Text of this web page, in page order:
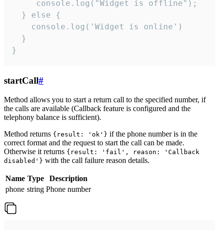
     console.log("Widget is offline");
  } else {
    console.log('Widget is online')
  }
}
startCall#
Method allows you to start a return call to the specified number, if
the calls are available (Callback feature is configured and the
telephony balance is sufficient).
Method returns {result: 'ok'} if the phone number is in the
correct format and the request to start the call can be made.
Otherwise it returns {result: 'fail', reason: 'Callback
disabled'} with the call failure reason details.
Name Type
Description
phone string Phone number